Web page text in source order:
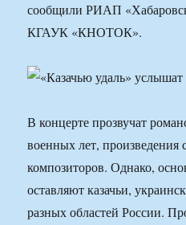
сообщили РИАП
КГАУК «КНОТОК».
В концерте прозвучат
военных лет, произведения
композиторов. Однако,
оставляют казачьи,
разных областей России.